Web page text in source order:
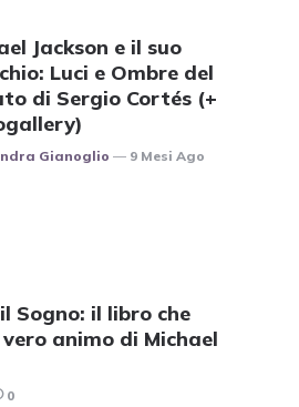
Jackson e il suo
Luci e Ombre del
di Sergio Cortés (+
Gianoglio 9 Mesi Ago
Sogno: il libro che
animo di Michael
0